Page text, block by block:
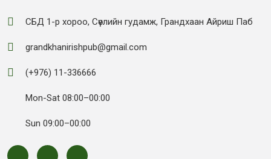
СБД 1-р хороо, Сөүлийн гудамж, Грандхаан Айриш Паб
grandkhanirishpub@gmail.com
(+976) 11-336666
Mon-Sat 08:00–00:00
Sun 09:00–00:00